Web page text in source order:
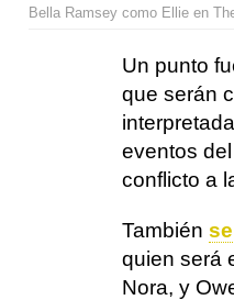
Bella Ramsey como Ellie en
Un punto
que serán
eventos
conflicto a
También
quien será
Nora, y